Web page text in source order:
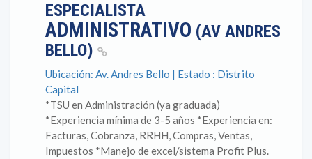
ESPECIALISTA
ADMINISTRATIVO (AV ANDRES
BELLO)
Ubicación: Av. Andres Bello | Estado : Distrito
Capital
*TSU en Administración (ya graduada)
*Experiencia mínima de 3-5 años *Experiencia en:
Facturas, Cobranza, RRHH, Compras, Ventas,
Impuestos *Manejo de excel/sistema Profit Plus.